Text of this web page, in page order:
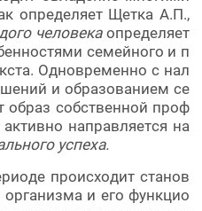
определяет Щетка А.П.,
человекаопределяет
семейного и п
Одновременно с нал
и образованием се
собственной проф
направляется на
успеха.
происходит станов
организма и его функцио